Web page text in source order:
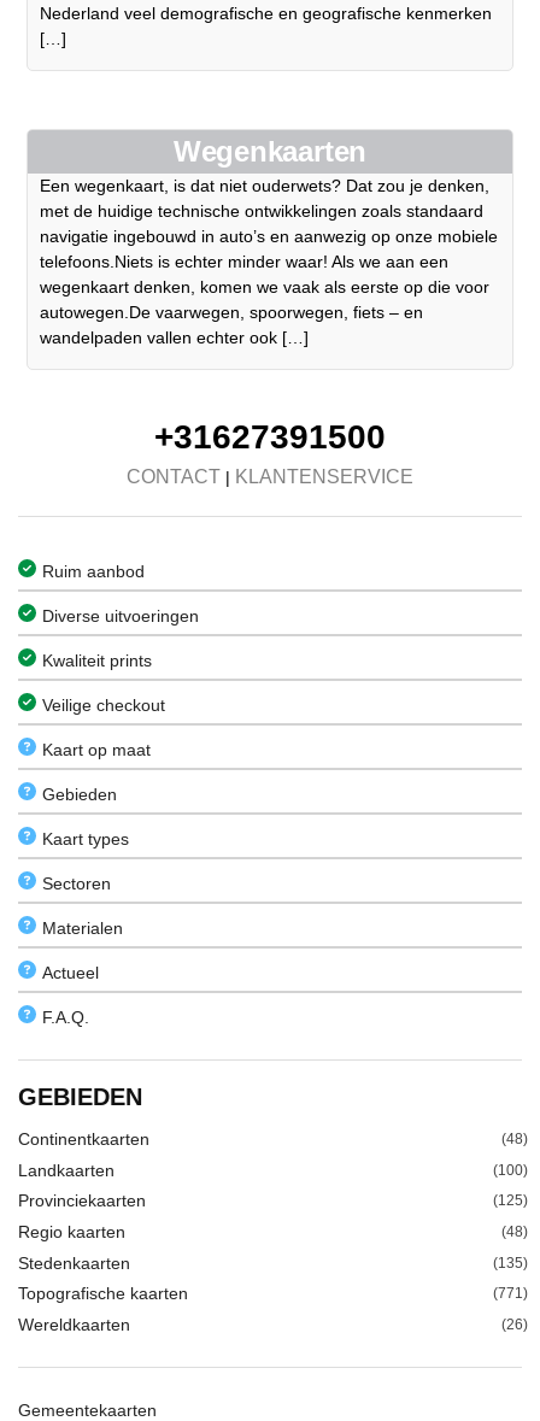
Nederland veel demografische en geografische kenmerken
[…]
Wegenkaarten
Een wegenkaart, is dat niet ouderwets? Dat zou je denken,
met de huidige technische ontwikkelingen zoals standaard
navigatie ingebouwd in auto’s en aanwezig op onze mobiele
telefoons.Niets is echter minder waar! Als we aan een
wegenkaart denken, komen we vaak als eerste op die voor
autowegen.De vaarwegen, spoorwegen, fiets – en
wandelpaden vallen echter ook […]
+31627391500
CONTACT | KLANTENSERVICE
Ruim aanbod
Diverse uitvoeringen
Kwaliteit prints
Veilige checkout
Kaart op maat
Gebieden
Kaart types
Sectoren
Materialen
Actueel
F.A.Q.
GEBIEDEN
Continentkaarten (48)
Landkaarten (100)
Provinciekaarten (125)
Regio kaarten (48)
Stedenkaarten (135)
Topografische kaarten (771)
Wereldkaarten (26)
Gemeentekaarten